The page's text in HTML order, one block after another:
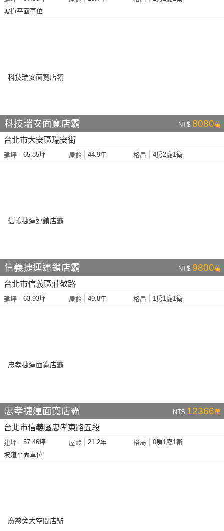
坡道平面車位
科技瑞安面寬店霸 NT$ 8080萬
台北市大安區瑞安街
建坪 65.85坪 屋齡 44.9年 格局 4房2廳1衛
信義捷運連鎖店霸 NT$ 9800萬
台北市信義區莊敬路
建坪 63.93坪 屋齡 49.8年 格局 1房1廳1衛
忠孝捷運面寬店霸 NT$ 12366萬
台北市信義區忠孝東路五段
建坪 57.46坪 屋齡 21.2年 格局
0房1廳1衛
坡道平面車位